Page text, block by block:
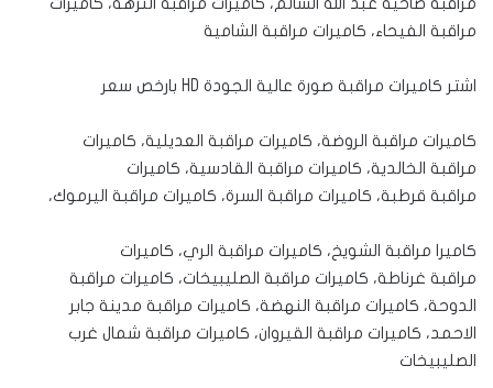
مراقبة الفيحاء، كاميرات مراقبة الشامية
اشتر كاميرات مراقبة صورة عالية الجودة HD بارخص سعر
كاميرات مراقبة الروضة، كاميرات مراقبة العديلية، كاميرات
مراقبة الخالدية، كاميرات مراقبة القادسية، كاميرات
مراقبة قرطبة، كاميرات مراقبة السرة، كاميرات مراقبة اليرموك،
كاميرا مراقبة الشويخ، كاميرات مراقبة الري، كاميرات
مراقبة غرناطة، كاميرات مراقبة الصليبيخات، كاميرات مراقبة
الدوحة، كاميرات مراقبة النهضة، كاميرات مراقبة مدينة جابر
الاحمد، كاميرات مراقبة القيروان، كاميرات مراقبة شمال غرب
الصليبيخات